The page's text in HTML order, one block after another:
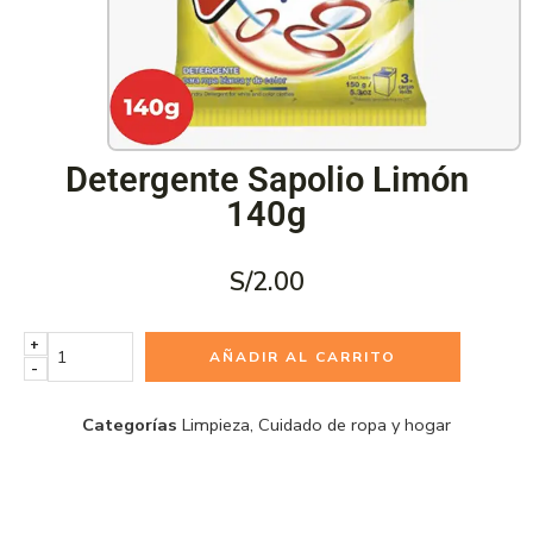
Detergente Sapolio Limón
140g
S/2.00
+
-
AÑADIR AL CARRITO
Categorías Limpieza, Cuidado de ropa y hogar